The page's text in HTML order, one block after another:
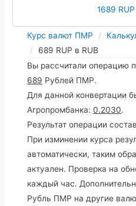
1689
Курс валют ПМР
689 RUP в RUB
Вы рассчитали операцию
689 Рублей ПМР.
Для данной конвертации
Агропромбанка:0.2030.
Результат операции
При изминении курса
автоматически, таким
актуален. Проверка на
каждый час.
Рубль ПМР на другие